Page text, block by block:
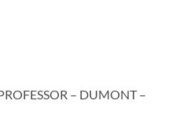
– DUMONT –